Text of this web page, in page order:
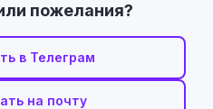
пожелания?
в Телеграм
на почту